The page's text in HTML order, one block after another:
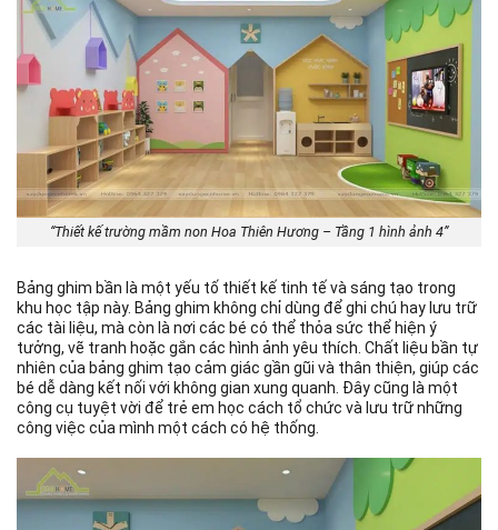
“Thiết kế trường mầm non Hoa Thiên Hương – Tầng 1 hình ảnh 4”
Bảng ghim bần là một yếu tố thiết kế tinh tế và sáng tạo trong
khu học tập này. Bảng ghim không chỉ dùng để ghi chú hay lưu trữ
các tài liệu, mà còn là nơi các bé có thể thỏa sức thể hiện ý
tưởng, vẽ tranh hoặc gắn các hình ảnh yêu thích. Chất liệu bần tự
nhiên của bảng ghim tạo cảm giác gần gũi và thân thiện, giúp các
bé dễ dàng kết nối với không gian xung quanh. Đây cũng là một
công cụ tuyệt vời để trẻ em học cách tổ chức và lưu trữ những
công việc của mình một cách có hệ thống.